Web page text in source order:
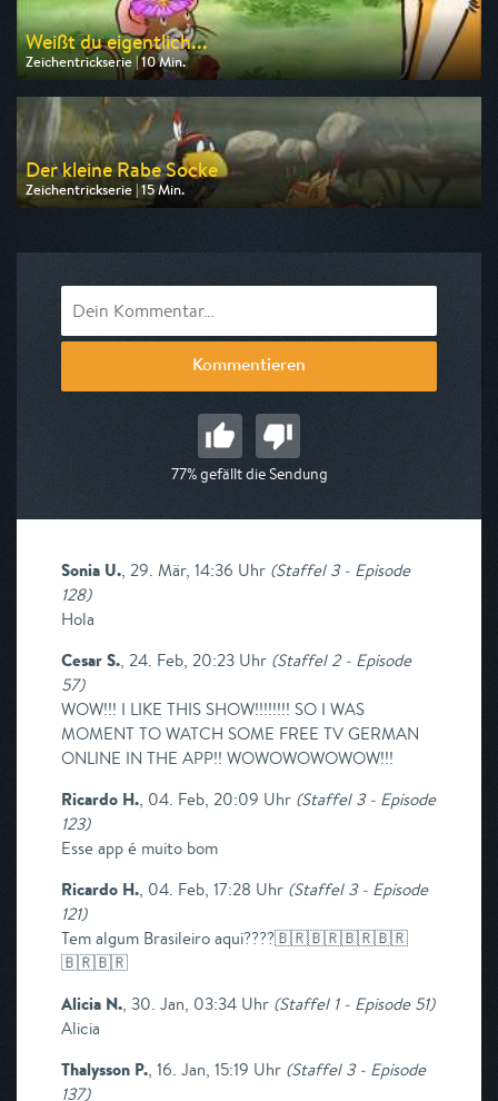
Weißt du eigentlich...
Zeichentrickserie | 10 Min.
Ausgestrahlt von KiKA
am 08.08.2026, 09:10
Der kleine Rabe Socke
Zeichentrickserie | 15 Min.
Ausgestrahlt von KiKA
Kommentieren
77% gefällt die Sendung
Sonia U., 29. Mär, 14:36 Uhr (Staffel 3 - Episode
128)
Hola
Cesar S., 24. Feb, 20:23 Uhr (Staffel 2 - Episode
57)
WOW!!! I LIKE THIS SHOW!!!!!!!! SO I WAS
MOMENT TO WATCH SOME FREE TV GERMAN
ONLINE IN THE APP!! WOWOWOWOWOW!!!
Ricardo H., 04. Feb, 20:09 Uhr (Staffel 3 - Episode
123)
Esse app é muito bom
Ricardo H., 04. Feb, 17:28 Uhr (Staffel 3 - Episode
121)
Tem algum Brasileiro aqui????🇧🇷🇧🇷🇧🇷🇧🇷
🇧🇷🇧🇷
Alicia N., 30. Jan, 03:34 Uhr (Staffel 1 - Episode 51)
Alicia
Thalysson P., 16. Jan, 15:19 Uhr (Staffel 3 - Episode
137)